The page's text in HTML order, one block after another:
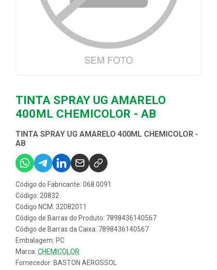
TINTA SPRAY UG AMARELO
400ML CHEMICOLOR - AB
TINTA SPRAY UG AMARELO 400ML CHEMICOLOR -
AB
Código do Fabricante: 068.0091
Código: 20832
Código NCM: 32082011
Código de Barras do Produto: 7898436140567
Código de Barras da Caixa: 7898436140567
Embalagem: PC
Marca: CHEMICOLOR
Fornecedor: BASTON AEROSSOL